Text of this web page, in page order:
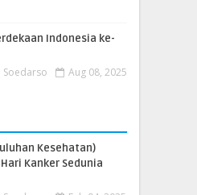
Indonesia ke-
Soedarso Aug 08, 2025
Kesehatan)
Kanker Sedunia